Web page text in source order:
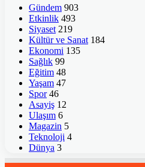
Gündem 903
Etkinlik 493
Siyaset 219
Kültür ve Sanat 184
Ekonomi 135
Sağlık 99
Eğitim 48
Yaşam 47
Spor 46
Asayiş 12
Ulaşım 6
Magazin 5
Teknoloji 4
Dünya 3